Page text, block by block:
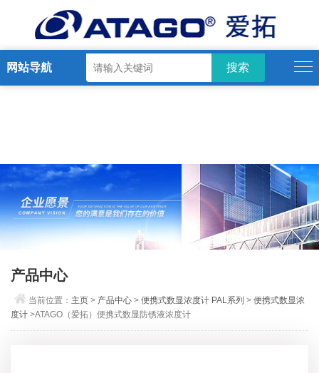
网站导航
产品中心
当前位置： 主页 > 产品中心 >便携式数显浓度计 PAL系列 >便携式数显浓
度计 >ATAGO（爱拓）便携式数显防锈液浓度计